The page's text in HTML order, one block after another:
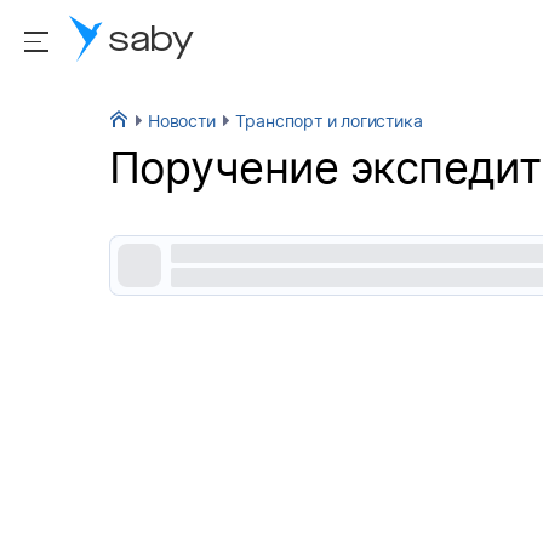
saby
Новости Транспорт и логистика
Поручение